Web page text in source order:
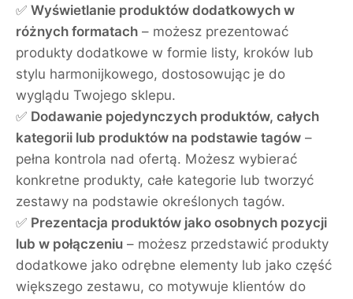
✅ Wyświetlanie produktów dodatkowych w
różnych formatach – możesz prezentować
produkty dodatkowe w formie listy, kroków lub
stylu harmonijkowego, dostosowując je do
wyglądu Twojego sklepu.
✅ Dodawanie pojedynczych produktów, całych
kategorii lub produktów na podstawie tagów –
pełna kontrola nad ofertą. Możesz wybierać
konkretne produkty, całe kategorie lub tworzyć
zestawy na podstawie określonych tagów.
✅ Prezentacja produktów jako osobnych pozycji
lub w połączeniu – możesz przedstawić produkty
dodatkowe jako odrębne elementy lub jako część
większego zestawu, co motywuje klientów do